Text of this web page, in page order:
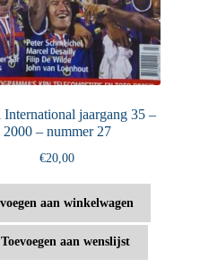
International jaargang 35 –
2000 – nummer 27
€20,00
aan winkelwagen
Toevoegen aan wenslijst